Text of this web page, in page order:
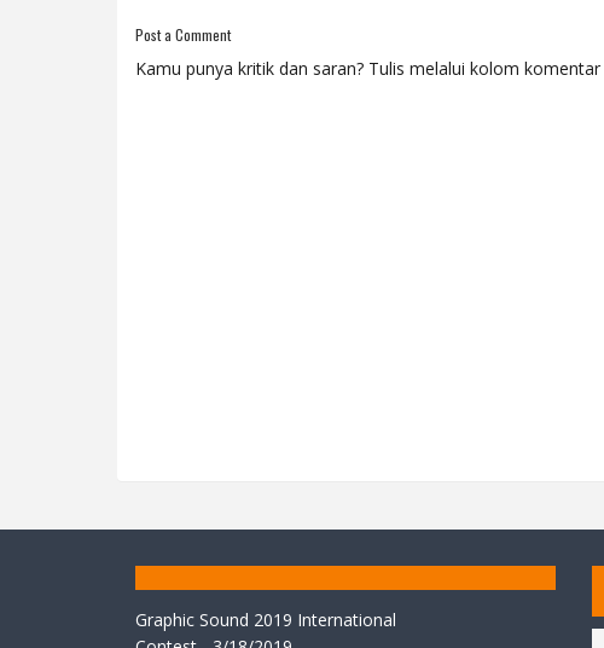
Post a Comment
Kamu punya kritik dan saran? Tulis melalui kolom komentar
Graphic Sound 2019 International